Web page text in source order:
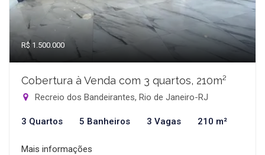
R$ 1.500.000
Cobertura à Venda com 3 quartos, 210m²
Recreio dos Bandeirantes, Rio de Janeiro-RJ
3 Quartos 5 Banheiros 3 Vagas 210 m²
Mais informações